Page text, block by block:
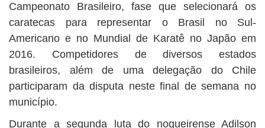
Campeonato Brasileiro, fase que selecionará os
caratecas para representar o Brasil no Sul-
Americano e no Mundial de Karatê no Japão em
2016. Competidores de diversos estados
brasileiros, além de uma delegação do Chile
participaram da disputa neste final de semana no
município.
Durante a segunda luta do nogueirense Adilson